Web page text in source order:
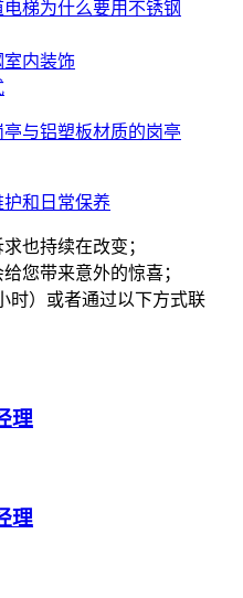
梯为什么要用不锈钢
室内装饰
与铝塑板材质的岗亭
和日常保养
也持续在改变；
您带来意外的惊喜；
时）或者通过以下方式联
理
理